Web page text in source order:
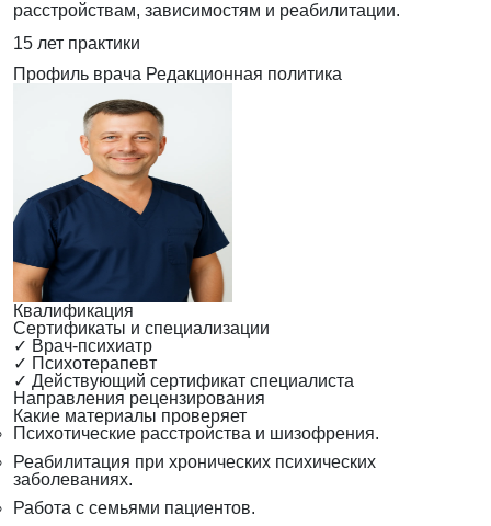
расстройствам, зависимостям и реабилитации.
15 лет практики
Профиль врача Редакционная политика
Квалификация
Сертификаты и специализации
✓ Врач-психиатр
✓ Психотерапевт
✓ Действующий сертификат специалиста
Направления рецензирования
Какие материалы проверяет
Психотические расстройства и шизофрения.
Реабилитация при хронических психических
заболеваниях.
Работа с семьями пациентов.